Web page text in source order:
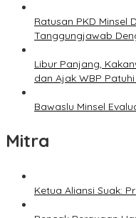
Ratusan PKD Minsel
Tanggungjawab
Libur Panjang,
dan Ajak WBP
Bawaslu Minsel
Mitra
Ketua Aliansi Suak: